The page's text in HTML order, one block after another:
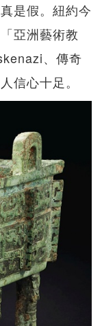
是假。紐約今
亞洲藝術教
、傳奇
信心十足。